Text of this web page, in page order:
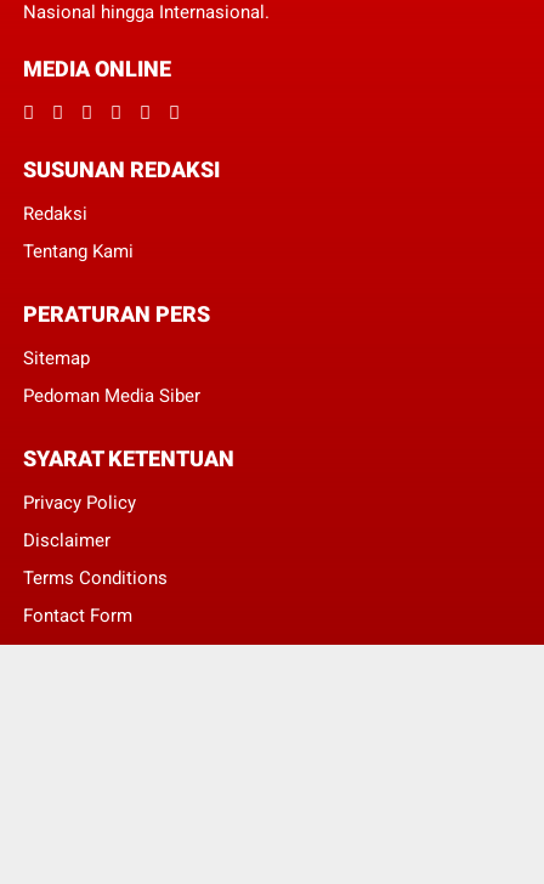
Nasional hingga Internasional.
MEDIA ONLINE
SUSUNAN REDAKSI
Redaksi
Tentang Kami
PERATURAN PERS
Sitemap
Pedoman Media Siber
SYARAT KETENTUAN
Privacy Policy
Disclaimer
Terms Conditions
Fontact Form